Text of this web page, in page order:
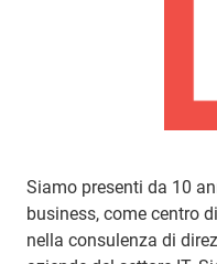
Siamo presenti da 10
business, come centro
nella consulenza di